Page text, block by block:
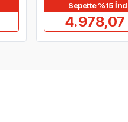
Sepette %15
4.978,07